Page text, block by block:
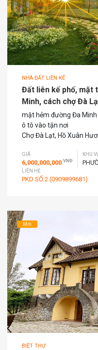
NHÀ ĐẤT LIÊN KẾ
Đất liên kế phố, mặt
Minh, cách chợ Đà
mặt hẻm đường Đa Minh
ô tô vào tận nơi
Chợ Đà Lạt, Hồ Xuân
GIÁ
6,000,000,000 VNĐ
KHU
LIÊN HỆ
PKD SỐ 2 (0909899681)
Mới
BIỆT THỰ